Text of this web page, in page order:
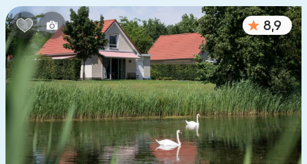
8,9